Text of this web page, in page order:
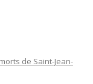
de Saint-Jean-